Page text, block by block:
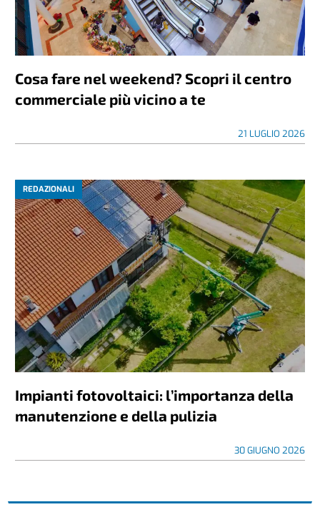
Cosa fare nel weekend? Scopri il centro
commerciale più vicino a te
21 LUGLIO 2026
REDAZIONALI
Impianti fotovoltaici: l’importanza della
manutenzione e della pulizia
30 GIUGNO 2026